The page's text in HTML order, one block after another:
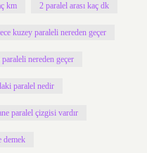
km 2 paralel arası kaç dk
kuzey paraleli nereden geçer
nereden geçer
paralel nedir
paralel çizgisi vardır
demek